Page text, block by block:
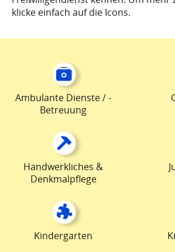
klicke einfach auf die Icons.
Ambulante Dienste / -
Betreuung
Handwerkliches &
Denkmalpflege
Kindergarten